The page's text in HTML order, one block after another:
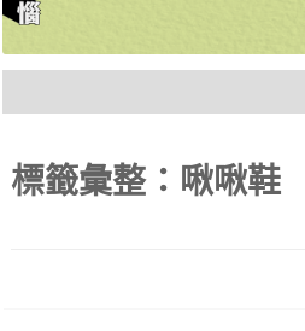
標籤彙整： 啾啾鞋